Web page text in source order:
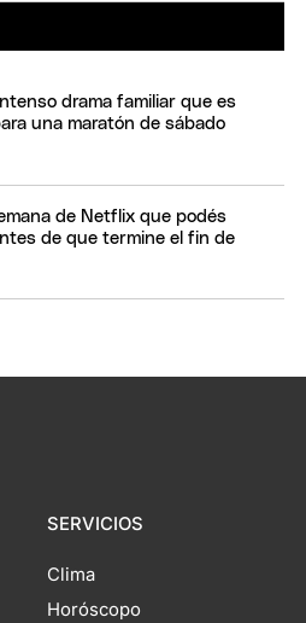
drama familiar que es
una maratón de sábado
de Netflix que podés
de que termine el fin de
SERVICIOS
Clima
Horóscopo